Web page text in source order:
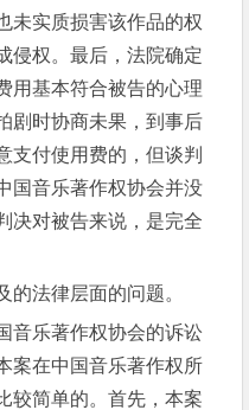
未实质损害该作品的权
侵权。最后，法院确定
用基本符合被告的心理
剧时协商未果，到事后
支付使用费的，但谈判
国音乐著作权协会并没
决对被告来说，是完全
法律层面的问题。
乐著作权协会的诉讼
案在中国音乐著作权所
较简单的。首先，本案